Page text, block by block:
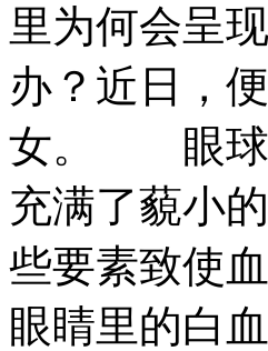
里为何会呈
办？近日，
女。
眼球
充满了藐小
些要素致使
眼睛里的白